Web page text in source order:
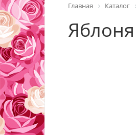
Главная Каталог